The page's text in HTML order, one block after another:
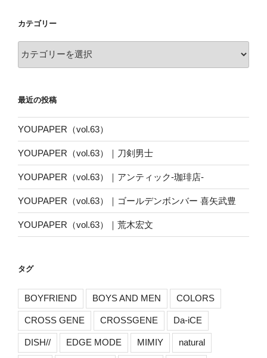
カテゴリー
テ
ー
最近の投稿
YOUPAPER（vol.63）
YOUPAPER（vol.63）｜刀剣男士
YOUPAPER（vol.63）｜アンティック-珈琲店-
YOUPAPER（vol.63）｜ゴールデンボンバー 喜矢武豊
YOUPAPER（vol.63）｜荒木宏文
タグ
BOYFRIEND BOYS AND MEN COLORS
CROSS GENE CROSSGENE Da-iCE
DISH// EDGE MODE MIMIY natural